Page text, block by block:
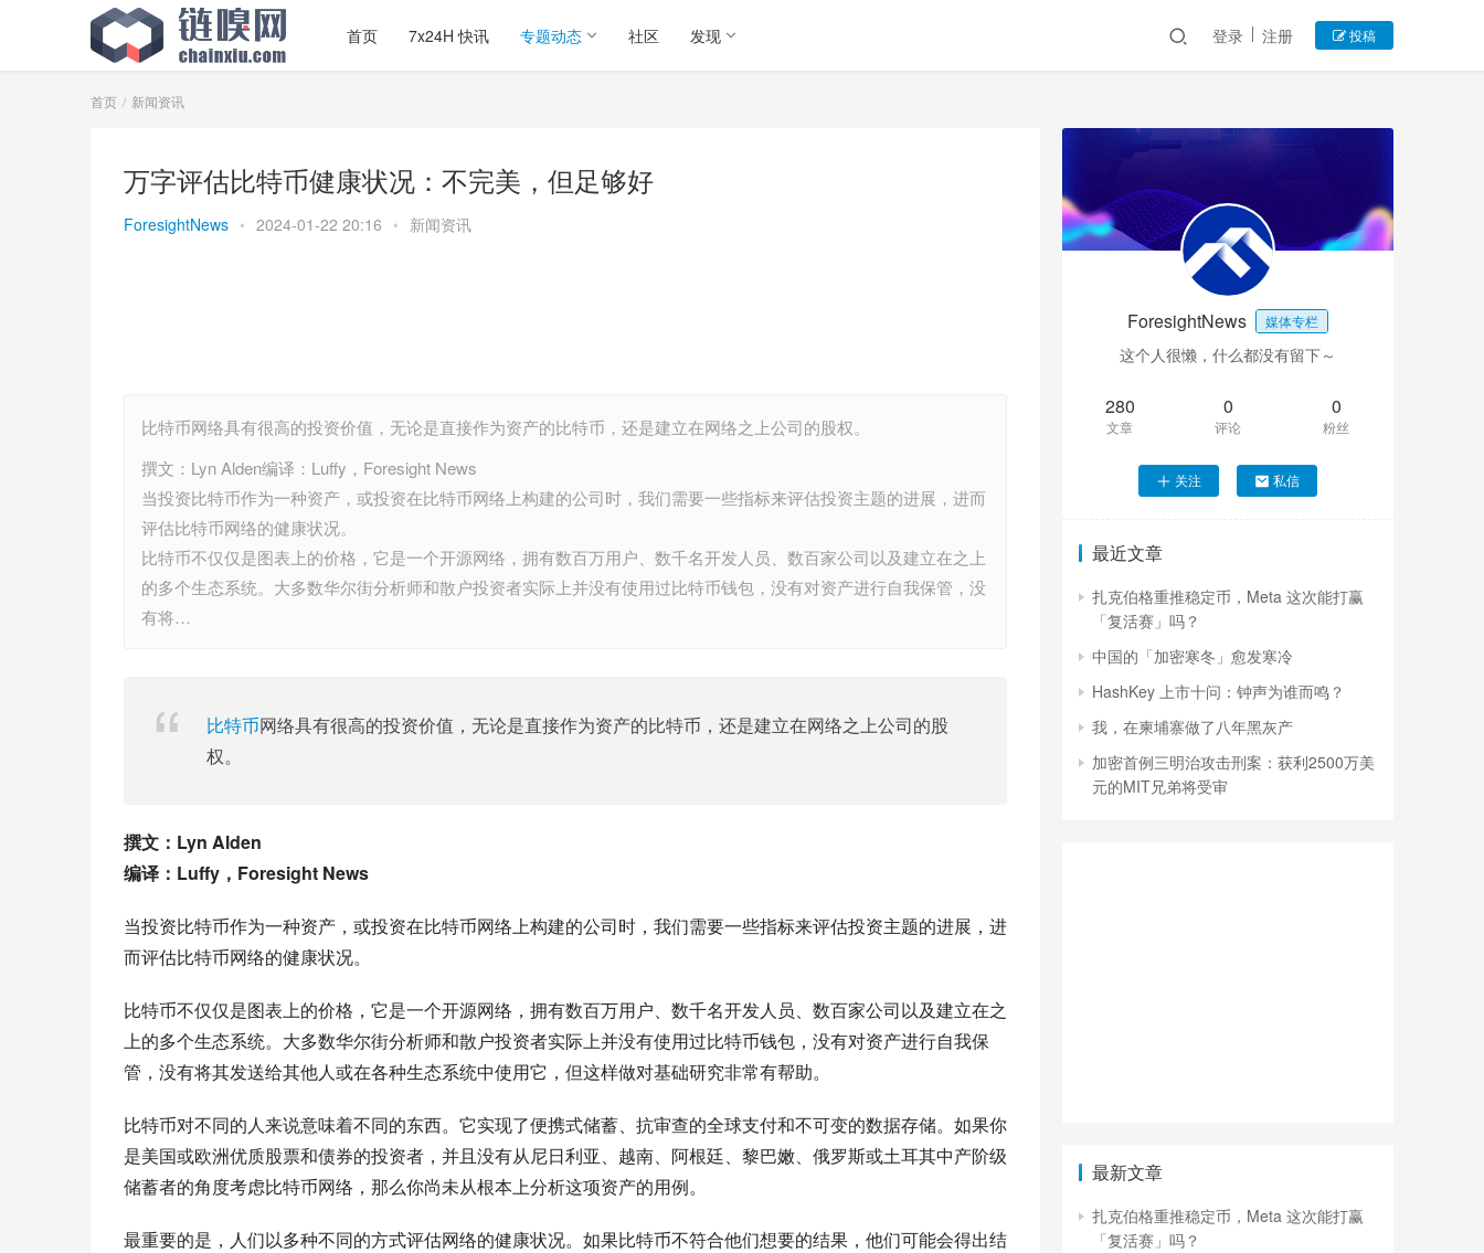
首页 7x24H 快讯 专题动态 社区 发现 登录 注册 投稿
首页 新闻资讯
万字评估比特币健康状况：不完美，但足够好
ForesightNews • 2024-01-22 20:16 • 新闻资讯
比特币网络具有很高的投资价值，无论是直接作为资产的比特币，还是建立在网络之上公司的股权。
撰文：Lyn Alden编译：Luffy，Foresight News
当投资比特币作为一种资产，或投资在比特币网络上构建的公司时，我们需要一些指标来评估投资主题的进展，进而
评估比特币网络的健康状况。
比特币不仅仅是图表上的价格，它是一个开源网络，拥有数百万用户、数千名开发人员、数百家公司以及建立在之上
的多个生态系统。大多数华尔街分析师和散户投资者实际上并没有使用过比特币钱包，没有对资产进行自我保管，没
有将…
比特币网络具有很高的投资价值，无论是直接作为资产的比特币，还是建立在网络之上公司的股
权。
撰文：Lyn Alden
编译：Luffy，Foresight News
当投资比特币作为一种资产，或投资在比特币网络上构建的公司时，我们需要一些指标来评估投资主题的进展，进
而评估比特币网络的健康状况。
比特币不仅仅是图表上的价格，它是一个开源网络，拥有数百万用户、数千名开发人员、数百家公司以及建立在之
上的多个生态系统。大多数华尔街分析师和散户投资者实际上并没有使用过比特币钱包，没有对资产进行自我保
管，没有将其发送给其他人或在各种生态系统中使用它，但这样做对基础研究非常有帮助。
比特币对不同的人来说意味着不同的东西。它实现了便携式储蓄、抗审查的全球支付和不可变的数据存储。如果你
是美国或欧洲优质股票和债券的投资者，并且没有从尼日利亚、越南、阿根廷、黎巴嫩、俄罗斯或土耳其中产阶级
储蓄者的角度考虑比特币网络，那么你尚未从根本上分析这项资产的用例。
最重要的是，人们以多种不同的方式评估网络的健康状况。如果比特币不符合他们想要的结果，他们可能会得出结
ForesightNews 媒体专栏
这个人很懒，什么都没有留下～
280
文章
0
评论
0
粉丝
关注 私信
最近文章
扎克伯格重推稳定币，Meta 这次能打赢
「复活赛」吗？
中国的「加密寒冬」愈发寒冷
HashKey 上市十问：钟声为谁而鸣？
我，在柬埔寨做了八年黑灰产
加密首例三明治攻击刑案：获利2500万美
元的MIT兄弟将受审
最新文章
扎克伯格重推稳定币，Meta 这次能打赢
「复活赛」吗？